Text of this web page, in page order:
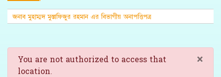
জনাব মুহাম্মদ মুস্তাফিজুর রহমান এর বিভাগীয় অনাপত্তিপত্র
×
You are not authorized to access that
location.